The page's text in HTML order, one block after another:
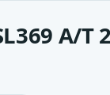
A/T